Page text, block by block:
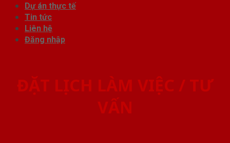
Dự án thực tế
Tin tức
Liên hệ
Đăng nhập
ĐẶT LỊCH LÀM VIỆC / TƯ
VẤN